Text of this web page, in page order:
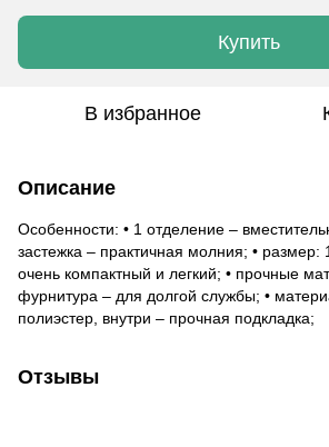
Купить
В избранное
Описание
Особенности: • 1 отделение –
застежка – практичная молния; • размер:
очень компактный и легкий; • прочные
фурнитура – для долгой службы; •
полиэстер, внутри – прочная подкладка;
Отзывы